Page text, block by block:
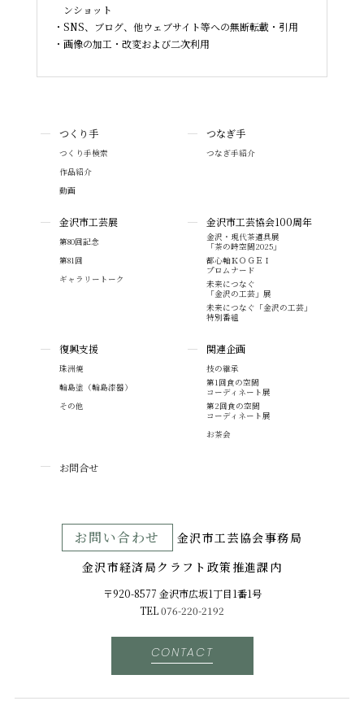
ンショット
SNS、ブログ、他ウェブサイト等への無断転載・引用
画像の加工・改変および二次利用
つくり手
つくり手検索
作品紹介
動画
つなぎ手
つなぎ手紹介
金沢市工芸展
第80回記念
第81回
ギャラリートーク
金沢市工芸協会100周年
金沢・現代茶道具展
「茶の時空間2025」
都心軸ＫＯＧＥＩ
プロムナード
未来につなぐ
「金沢の工芸」展
未来につなぐ「金沢の工芸」
特別番組
復興支援
珠洲焼
輪島塗（輪島漆器）
その他
関連企画
技の継承
第1回食の空間
コーディネート展
第2回食の空間
コーディネート展
お茶会
お問合せ
お問い合わせ
⾦沢市⼯芸協会事務局
金沢市経済局クラフト政策推進課内
〒920-8577 ⾦沢市広坂1丁目1番1号
TEL076-220-2192
CONTACT